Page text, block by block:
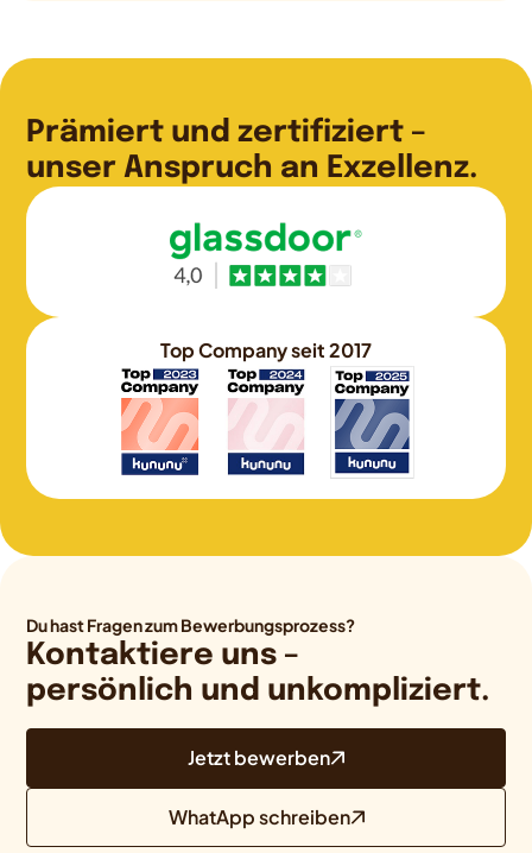
Prämiert und zertifiziert –
unser Anspruch an Exzellenz.
Top Company seit 2017
Du hast Fragen zum Bewerbungsprozess?
Kontaktiere uns –
persönlich und unkompliziert.
Jetzt bewerben
WhatApp schreiben